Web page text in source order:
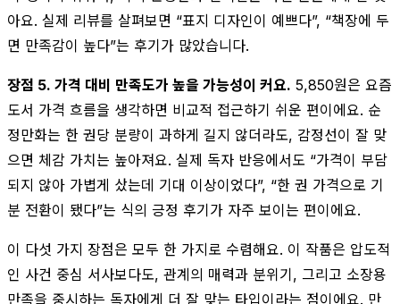
아요. 실제 리뷰를 살펴보면 “표지 디자인이 예쁘다”, “책장에 두
면 만족감이 높다”는 후기가 많았습니다.
장점 5. 가격 대비 만족도가 높을 가능성이 커요. 5,850원은 요즘
도서 가격 흐름을 생각하면 비교적 접근하기 쉬운 편이에요. 순
정만화는 한 권당 분량이 과하게 길지 않더라도, 감정선이 잘 맞
으면 체감 가치는 높아져요. 실제 독자 반응에서도 “가격이 부담
되지 않아 가볍게 샀는데 기대 이상이었다”, “한 권 가격으로 기
분 전환이 됐다”는 식의 긍정 후기가 자주 보이는 편이에요.
이 다섯 가지 장점은 모두 한 가지로 수렴해요. 이 작품은 압도적
인 사건 중심 서사보다도, 관계의 매력과 분위기, 그리고 소장용
만족을 중시하는 독자에게 더 잘 맞는 타입이라는 점이에요. 만